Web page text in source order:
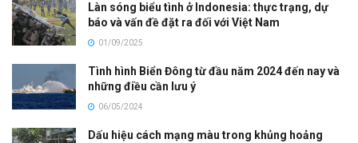
Làn sóng biểu tình ở Indonesia: thực trạng, dự
báo và vấn đề đặt ra đối với Việt Nam
01/09/2025
Tình hình Biển Đông từ đầu năm 2024 đến nay và
những điều cần lưu ý
06/05/2024
Dấu hiệu cách mạng màu trong khủng hoảng